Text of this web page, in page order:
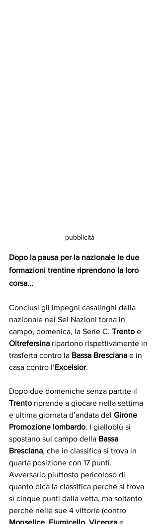
pubblicità
Dopo la pausa per la nazionale le due
formazioni trentine riprendono la loro
corsa...
Conclusi gli impegni casalinghi della
nazionale nel Sei Nazioni torna in
campo, domenica, la Serie C. Trento e
Oltrefersina ripartono rispettivamente in
trasferta contro la Bassa Bresciana e in
casa contro l’Excelsior.
Dopo due domeniche senza partite il
Trento riprende a giocare nella settima
e ultima giornata d’andata del Girone
Promozione lombardo. I gialloblù si
spostano sul campo della Bassa
Bresciana, che in classifica si trova in
quarta posizione con 17 punti.
Avversario piuttosto pericoloso di
quanto dica la classifica perché si trova
sì cinque punti dalla vetta, ma soltanto
perché nelle sue 4 vittorie (contro
Monselice, Fiumicello, Vicenza e